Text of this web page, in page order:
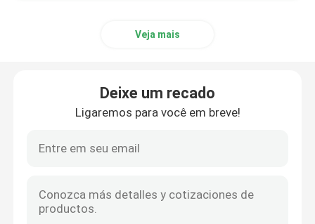
Veja mais
Deixe um recado
Ligaremos para você em breve!